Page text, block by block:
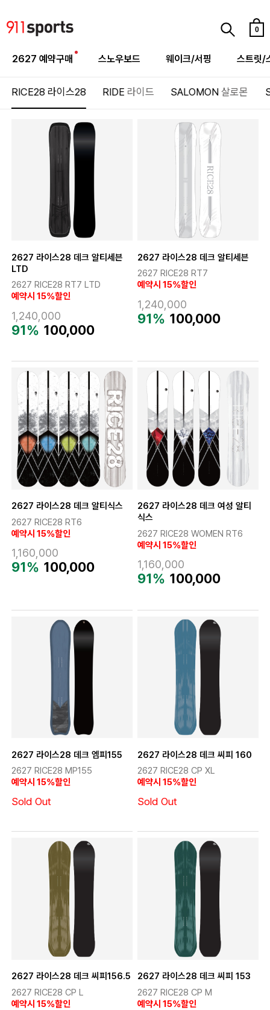
0
2627 예약구매 스노우보드 웨이크/서핑 스트릿/
RICE28 라이스28 RIDE 라이드 SALOMON 살로몬
2627 라이스28 데크 알티세븐
LTD
2627 RICE28 RT7 LTD
예약시 15%할인
1,240,000
91% 100,000
2627 라이스28 데크 알티세븐
2627 RICE28 RT7
예약시 15%할인
1,240,000
91% 100,000
2627 라이스28 데크 알티식스
2627 RICE28 RT6
예약시 15%할인
1,160,000
91% 100,000
2627 라이스28 데크 여성 알티
식스
2627 RICE28 WOMEN RT6
예약시 15%할인
1,160,000
91% 100,000
2627 라이스28 데크 엠피155
2627 RICE28 MP155
예약시 15%할인
Sold Out
2627 라이스28 데크 씨피 160
2627 RICE28 CP XL
예약시 15%할인
Sold Out
2627 라이스28 데크 씨피156.5
2627 RICE28 CP L
예약시 15%할인
2627 라이스28 데크 씨피 153
2627 RICE28 CP M
예약시 15%할인